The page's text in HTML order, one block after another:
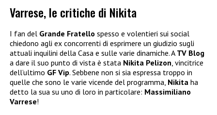
Varrese, le critiche di Nikita
I fan del Grande Fratello spesso e volentieri sui social
chiedono agli ex concorrenti di esprimere un giudizio sugli
attuali inquilini della Casa e sulle varie dinamiche. A TV Blog
a dare il suo punto di vista è stata Nikita Pelizon , vincitrice
dell’ultimo GF Vip. Sebbene non si sia espressa troppo in
quelle che sono le varie vicende del programma, Nikita ha
detto la sua su uno di loro in particolare: Massimiliano
Varrese!